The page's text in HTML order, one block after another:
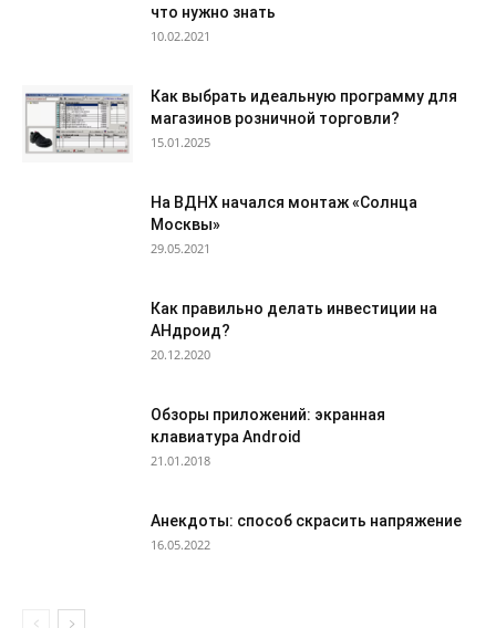
что нужно знать
10.02.2021
Как выбрать идеальную программу для
магазинов розничной торговли?
15.01.2025
На ВДНХ начался монтаж «Солнца
Москвы»
29.05.2021
Как правильно делать инвестиции на
АНдроид?
20.12.2020
Обзоры приложений: экранная
клавиатура Android
21.01.2018
Анекдоты: способ скрасить напряжение
16.05.2022